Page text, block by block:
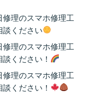
理のスマホ修理工
談ください
理のスマホ修理工
ください！
理のスマホ修理工
ください！